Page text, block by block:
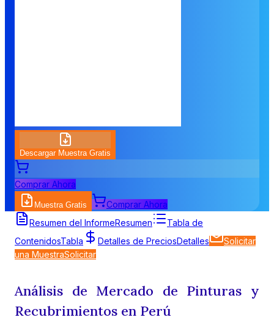
Descargar Muestra Gratis
Comprar Ahora
Muestra Gratis
Comprar Ahora
Resumen del InformeResumen
Tabla de
ContenidosTabla Detalles de PreciosDetalles
Solicitar
una MuestraSolicitar
Análisis de Mercado de Pinturas y
Recubrimientos en Perú